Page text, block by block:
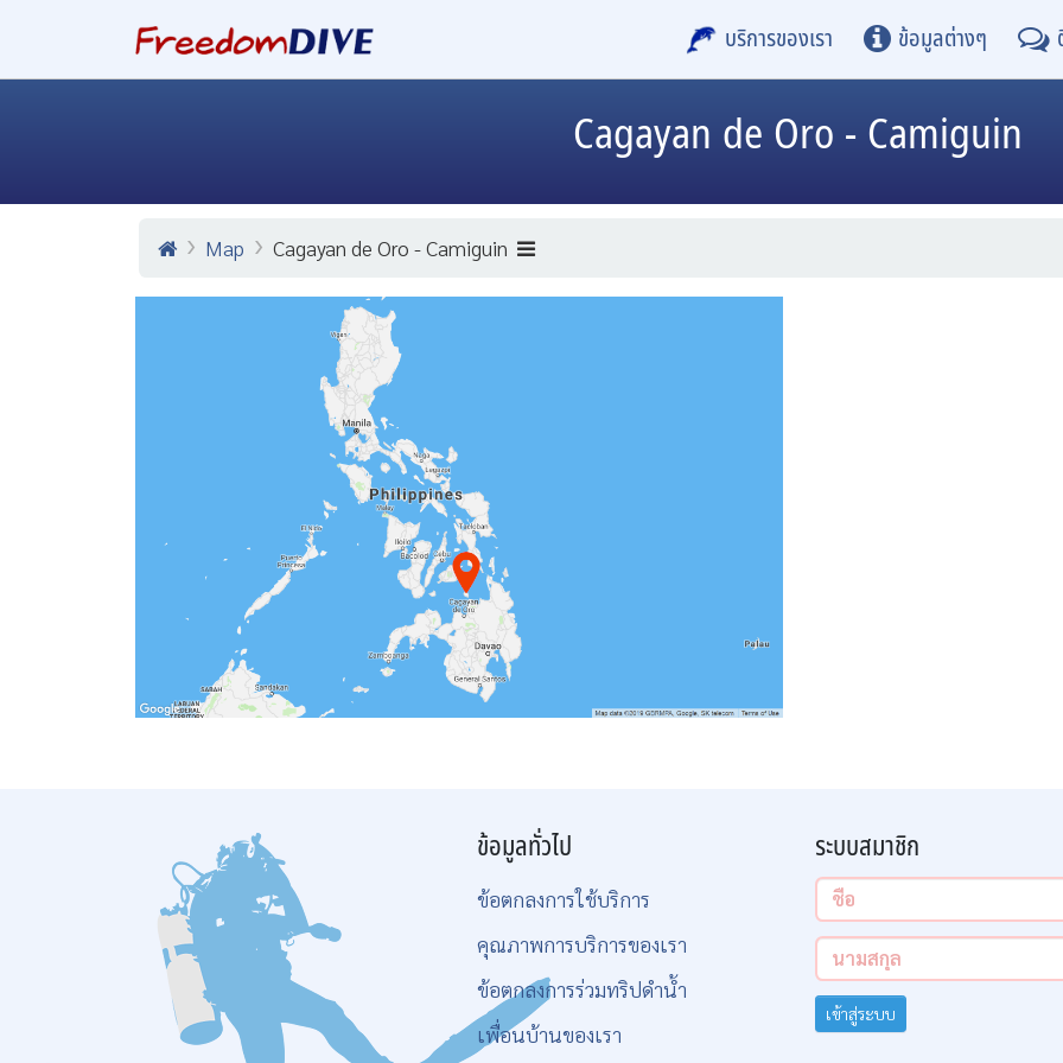
บริการของเรา ข้อมูลต่างๆ
Cagayan de Oro - Camiguin
Map Cagayan de Oro - Camiguin
ข้อมูลทั่วไป
ข้อตกลงการใช้บริการ
คุณภาพการบริการของเรา
ข้อตกลงการร่วมทริปดำน้ำ
เพื่อนบ้านของเรา
ระบบสมาชิก
เข้าสู่ระบบ